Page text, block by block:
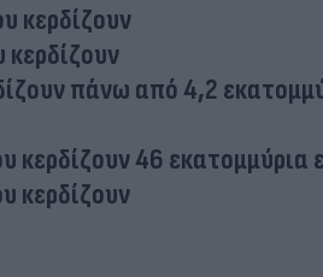
κερδίζουν
πάνω από 4,2
κερδίζουν 46 εκατομμύρια
κερδίζουν